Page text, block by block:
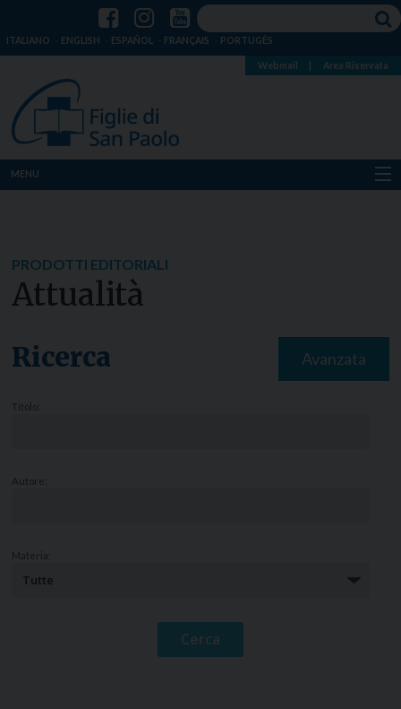
ITALIANO ENGLISH ESPAÑOL FRANÇAIS PORTUGÊS
Webmail Area Riservata
MENU
Notizie
PRODOTTI EDITORIALI
Attualità
Ricerca Avanzata
Titolo:
Autore:
Materia: